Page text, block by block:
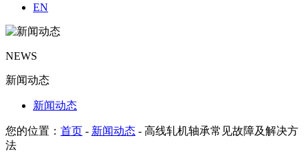
EN
NEWS
新闻动态
新闻动态
您的位置： 首页 - 新闻动态 - 高线轧机轴承常见故障及解决方
法